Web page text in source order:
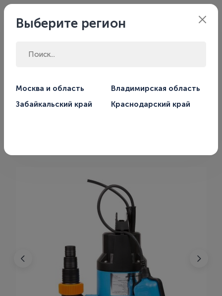
Москва
Выберите регион
Москва и область
Владимирская область
Забайкальский край
Краснодарский край